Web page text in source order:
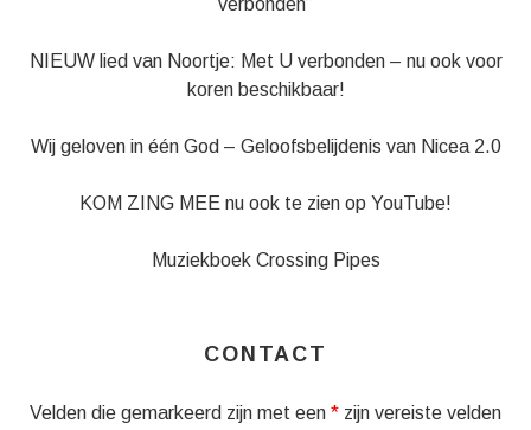
NIEUW lied van Noortje: Met U verbonden – nu ook voor
koren beschikbaar!
Wij geloven in één God – Geloofsbelijdenis van Nicea 2.0
KOM ZING MEE nu ook te zien op YouTube!
Muziekboek Crossing Pipes
CONTACT
Velden die gemarkeerd zijn met een * zijn vereiste velden